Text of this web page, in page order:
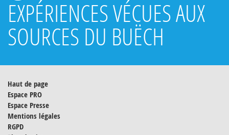
EXPÉRIENCES VÉCUES AUX
SOURCES DU BUËCH
Haut de page
Espace PRO
Espace Presse
Mentions légales
RGPD